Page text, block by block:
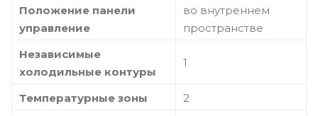
Положение панели
управление
во внутреннем
пространстве
Независимые
холодильные контуры
1
Температурные зоны
2